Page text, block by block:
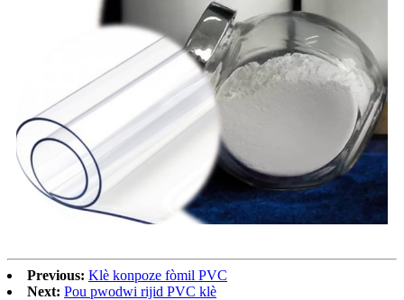
Previous: Klè konpoze fòmil PVC
Next: Pou pwodwi rijid PVC klè